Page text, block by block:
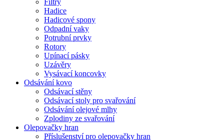
Hadice
Hadicové spony
Odpadní vaky
Potrubní prvky
Rotory
Upínací pásky
Uzávěry
Vysávací koncovky
Odsávání kovo
Odsávací stěny
Odsávací stoly pro svařování
Odsávání olejové mlhy
Zplodiny ze svařování
Olepovačky hran
Příslušenství pro olepovačky hran